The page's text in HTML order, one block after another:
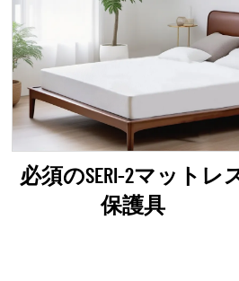
必須のSERI-2マットレ
保護具